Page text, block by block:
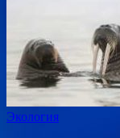
Экология